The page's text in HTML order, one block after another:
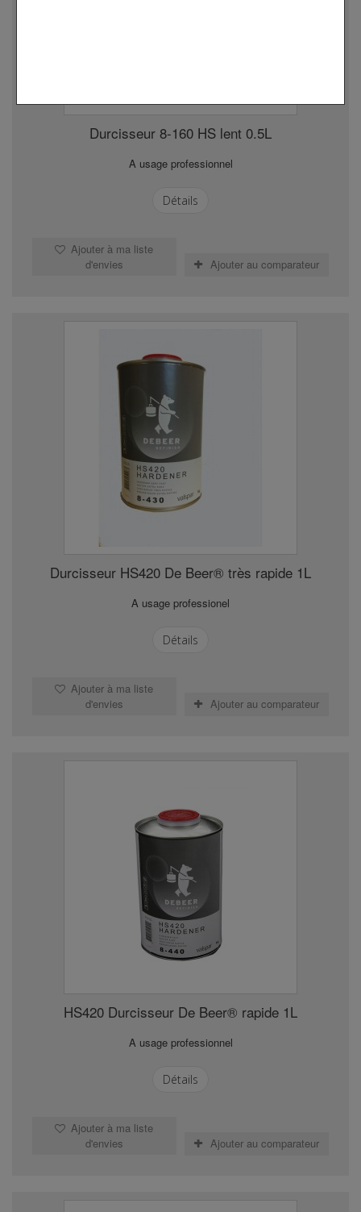
Durcisseur 8-160 HS lent 0.5L
A usage professionnel
Détails
Ajouter à ma liste
d'envies
Ajouter au comparateur
Durcisseur HS420 De Beer® très rapide 1L
A usage professionel
Détails
Ajouter à ma liste
d'envies
Ajouter au comparateur
HS420 Durcisseur De Beer® rapide 1L
A usage professionnel
Détails
Ajouter à ma liste
d'envies
Ajouter au comparateur